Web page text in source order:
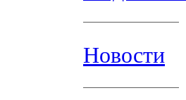
Новости